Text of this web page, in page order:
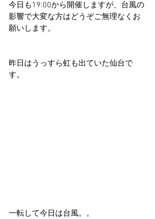
今日も19:00から開催しますが、台風の
影響で大変な方はどうぞご無理なくお
願いします。
昨日はうっすら虹も出ていた仙台で
す。
一転して今日は台風。。